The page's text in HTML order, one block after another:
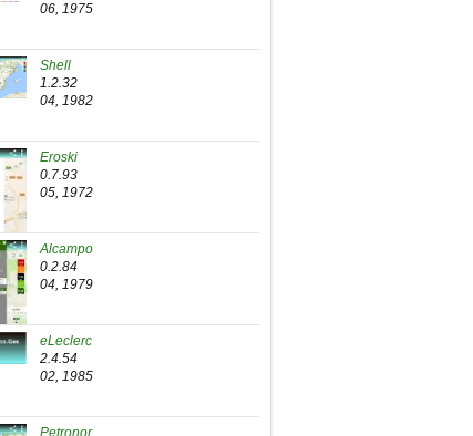
06, 1975
Shell
1.2.32
04, 1982
Eroski
0.7.93
05, 1972
Alcampo
0.2.84
04, 1979
eLeclerc
2.4.54
02, 1985
Petronor